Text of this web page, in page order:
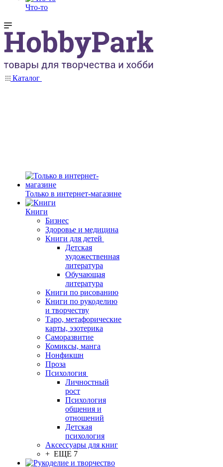
Что-то
Каталог
Только в интернет-магазине
Книги
Бизнес
Здоровье и медицина
Книги для детей
Детская
художественная
литература
Обучающая
литература
Книги по рисованию
Книги по рукоделию
и творчеству
Таро, метафорические
карты, эзотерика
Саморазвитие
Комиксы, манга
Нонфикшн
Проза
Психология
Личностный
рост
Психология
общения и
отношений
Детская
психология
Аксессуары для книг
+ ЕЩЕ 7